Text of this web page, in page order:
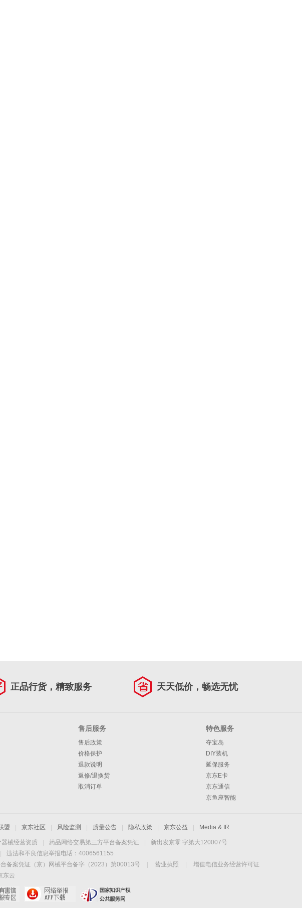
正品行货，精致服务 天天低价，畅选无忧
售后服务
售后政策
价格保护
退款说明
返修/退换货
取消订单
特色服务
夺宝岛
DIY装机
延保服务
京东E卡
京东通信
京鱼座智能
盟 京东社区 风险监测 质量公告 隐私政策 京东公益 Media & IR
器械经营资质 药品网络交易第三方平台备案凭证
新出发京零 字第大120007号
违法和不良信息举报电话：4006561155
备案凭证（京）网械平台备字（2023）第00013号 营业执照
增值电信业务经营许可证
东云